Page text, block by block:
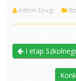
Admin Drugi
I etap